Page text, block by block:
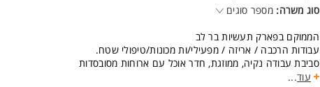
סוג משרה: מספר סוגים
הממוקם בפארק תעשיות בר לב
עבודות הרכבה / אריזה / מפעילי/ות מכונות/טיפולי שטח.
סביבת עבודה נקיה, ממוזגת, חדר אוכל עם ארוחות מסובסדות
קיים מערך הסעות מאזורים: שלומי, נהריה, עכו, כרמיאל, מעלות, תרשיחא והסביבה
עוד...